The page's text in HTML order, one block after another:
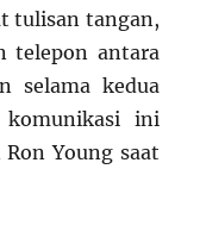
tulisan tangan,
telepon antara
selama kedua
komunikasi ini
Young saat